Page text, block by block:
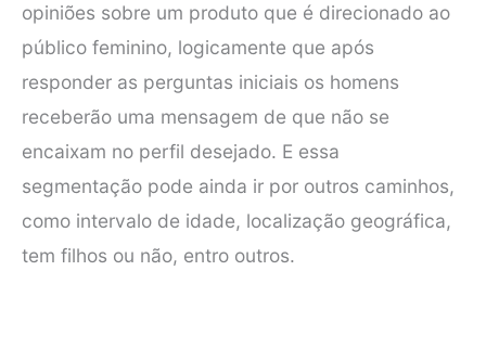
opiniões sobre um produto que é direcionado ao
público feminino, logicamente que após
responder as perguntas iniciais os homens
receberão uma mensagem de que não se
encaixam no perfil desejado. E essa
segmentação pode ainda ir por outros caminhos,
como intervalo de idade, localização geográfica,
tem filhos ou não, entro outros.